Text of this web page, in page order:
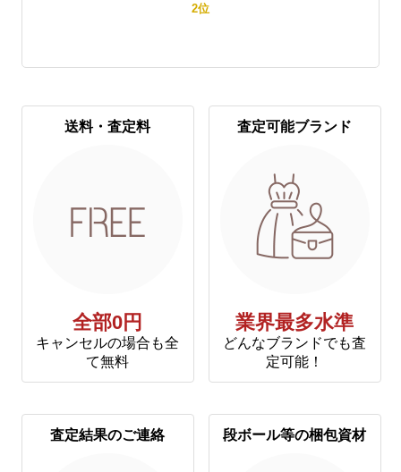
2位
送料・査定料
全部0円
キャンセルの場合も全
て無料
査定可能ブランド
業界最多水準
どんなブランドでも査
定可能！
査定結果のご連絡 段ボール等の梱包資材